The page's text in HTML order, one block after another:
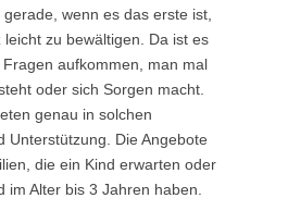
wenn es das erste ist,
zu bewältigen. Da ist es
aufkommen, man mal
oder sich Sorgen macht.
genau in solchen
Unterstützung. Die Angebote
die ein Kind erwarten oder
im Alter bis 3 Jahren haben.